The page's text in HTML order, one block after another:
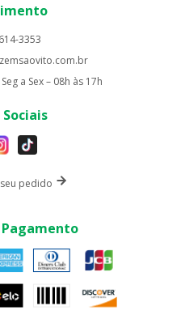
3353
a Sex – 08h às 17h
Sociais
pedido
Pagamento